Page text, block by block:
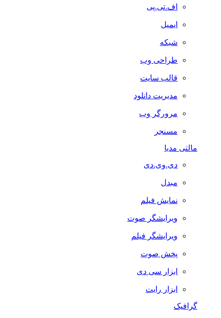
اف.تی.پی
ایمیل
شبکه
طراحی وب
قالب سایت
مدیریت دانلود
مرورگر وب
مسنجر
مالتی مدیا
دی.وی.دی
مبدل
نمایش فیلم
ویرایشگر صوت
ویرایشگر فیلم
پخش صوت
ابزار سی دی
ابزار رایت
گرافیک